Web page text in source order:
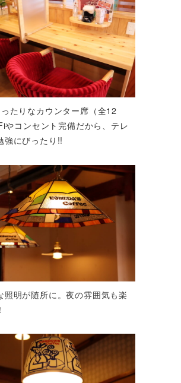
たりなカウンター席（全12
やコンセント完備だから、テレ
強にびったり!!
照明が随所に。夜の雰囲気も楽